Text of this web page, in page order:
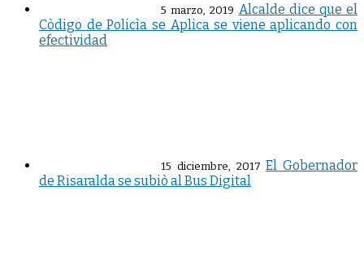
5 marzo, 2019 Alcalde dice que el
Còdigo de Policìa se Aplica se viene aplicando con
efectividad
15 diciembre, 2017 El Gobernador
de Risaralda se subiò al Bus Digital